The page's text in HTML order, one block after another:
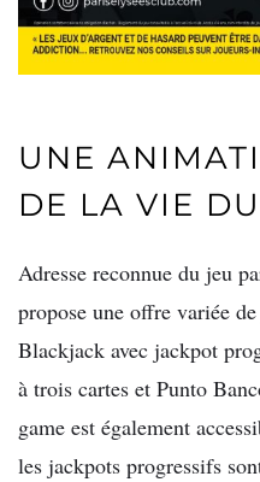
UNE
DE LA VIE
Adresse reconnue du jeu
propose une offre variée
Blackjack avec jackpot
à trois cartes et Punto
game est également
les jackpots progressifs